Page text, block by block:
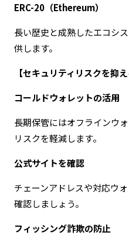
ERC-20（Ethereum）
長い歴史と成熟したエコシ
供します。
【セキュリティリスクを抑え
コールドウォレットの活用
長期保管にはオフラインウ
リスクを軽減します。
公式サイトを確認
チェーンアドレスや対応ウ
確認しましょう。
フィッシング詐欺の防止